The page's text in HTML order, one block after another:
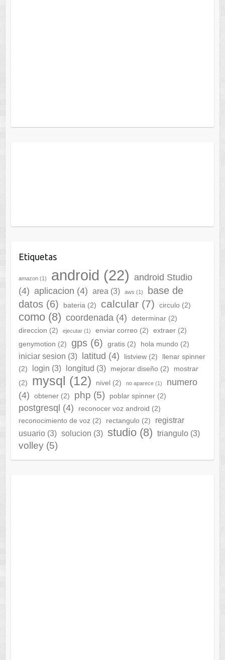
Etiquetas
amazon(1) android (22) android Studio
(4) aplicacion (4) area (3) aws (1)
base de
datos(6) bateria (2) calcular(7) circulo (2)
como(8) coordenada (4) determinar(2)
direccion (2) ejecutar(1) enviar correo (2) extraer(2)
genymotion (2) gps(6) gratis(2) hola mundo (2)
iniciar sesion (3) latitud (4) listview(2)
llenar spinner
(2)
login (3) longitud (3) mejorar diseño (2)
mostrar
(2)
mysql (12) nivel(2) no aparece(1)
numero
(4)
obtener(2) php (5) poblar spinner(2)
postgresql (4) reconocer voz android (2)
reconocimiento de voz (2) rectangulo (2)
registrar
usuario(3) solucion (3) studio(8) triangulo(3)
volley(5)